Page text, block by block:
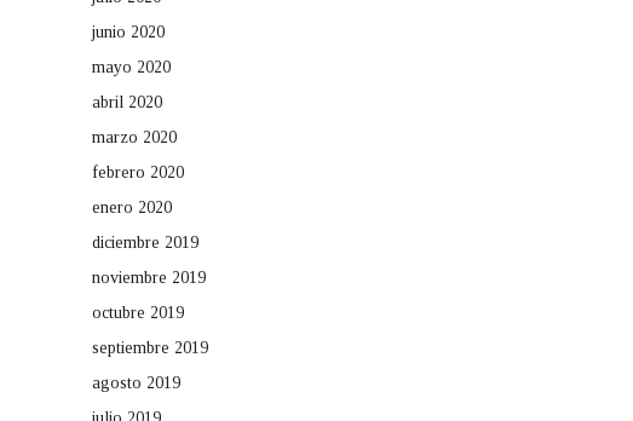
junio 2020
mayo 2020
abril 2020
marzo 2020
febrero 2020
enero 2020
diciembre 2019
noviembre 2019
octubre 2019
septiembre 2019
agosto 2019